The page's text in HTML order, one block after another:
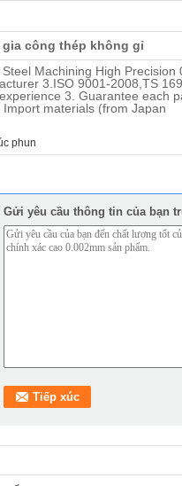
gia công thép không gỉ
Machining High
3.ISO 9001-2008,TS
3. Guarantee each
materials (from Japan
phun
Gửi yêu cầu thông tin của bạn